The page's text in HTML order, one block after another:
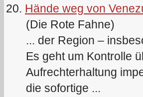
20. Hände weg von
(Die Rote Fahne)
... der Region –
Es geht um Kontrolle
Aufrechterhaltung
die sofortige ...